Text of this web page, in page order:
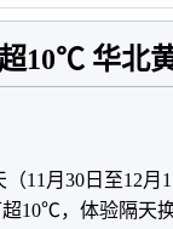
10℃ 华北
月30日至12月
10℃，体验隔天